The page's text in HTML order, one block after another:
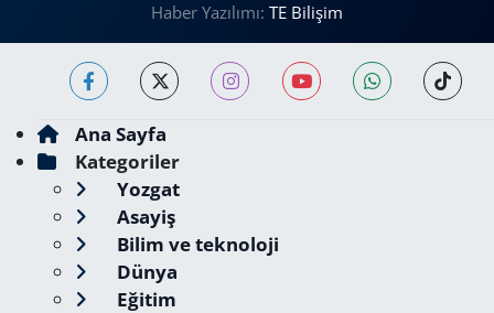
Haber Yazılımı: TE Bilişim
Ana Sayfa
Kategoriler
Yozgat
Asayiş
Bilim ve teknoloji
Dünya
Eğitim